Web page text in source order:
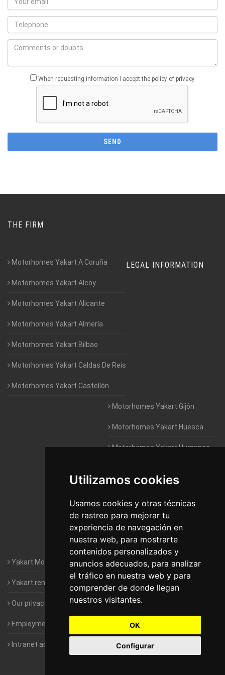
Utilizamos cookies
Usamos cookies y otras técnicas
de rastreo para mejorar tu
experiencia de navegación en
nuestra web, para mostrarte
contenidos personalizados y
anuncios adecuados, para analizar
el tráfico en nuestra web y para
comprender de donde llegan
nuestros visitantes.
OK
Configurar
When requesting information I accept the policy of privacy
THE FIRM
Motorhomes Yakart A Coruña
Motorhomes Yakart Alcoy
Motorhomes Yakart Alicante
Motorhomes Yakart Almería
Motorhomes Yakart Bilbao
Motorhomes Yakart Caldas De Reis
Motorhomes Yakart Castellón
Motorhomes Yakart Gijón
Motorhomes Yakart Huesca
Motorhomes Yakart Humanes
Motorhomes Yakart Jaén
Motorhomes Yakart Lugo
Motorhomes Yakart Valencia
Motorhomes Yakart Vitoria
LEGAL INFORMATION
Yakart Motorhomes : The Company
Yakart rental conditions
Our privacy policy
Employment- Work with us
Intranet access for Franchisees